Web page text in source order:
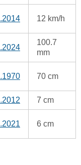
12 km/h
100.7
mm
70 cm
7 cm
6 cm